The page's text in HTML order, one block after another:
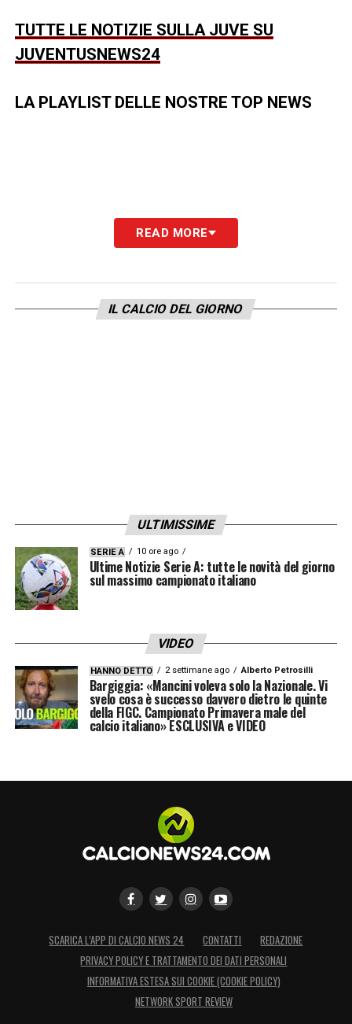
TUTTE LE NOTIZIE SULLA JUVE SU
JUVENTUSNEWS24
LA PLAYLIST DELLE NOSTRE TOP NEWS
READ MORE
IL CALCIO DEL GIORNO
ULTIMISSIME
SERIE A 10 ore ago
Ultime Notizie Serie A: tutte le novità del giorno
sul massimo campionato italiano
VIDEO
HANNO DETTO 2 settimane ago Alberto Petrosilli
Bargiggia: «Mancini voleva solo la Nazionale. Vi
svelo cosa è successo davvero dietro le quinte
della FIGC. Campionato Primavera male del
calcio italiano» ESCLUSIVA e VIDEO
SCARICA L’APP DI CALCIO NEWS 24 CONTATTI
REDAZIONE
PRIVACY POLICY E TRATTAMENTO DEI DATI PERSONALI
INFORMATIVA ESTESA SUI COOKIE (COOKIE POLICY)
NETWORK SPORT REVIEW